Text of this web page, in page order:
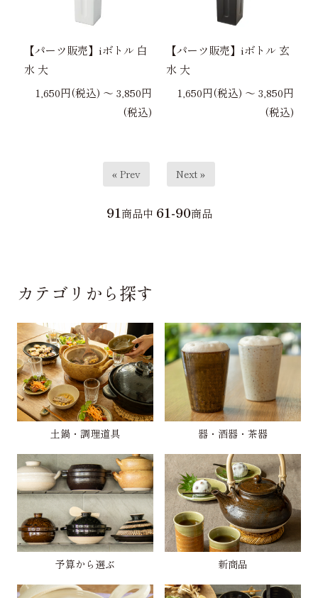
【パーツ販売】iボトル 白
水 大
1,650円(税込) 〜 3,850円
(税込)
【パーツ販売】iボトル 玄
水 大
1,650円(税込) 〜 3,850円
(税込)
« Prev Next »
91商品中 61-90商品
カテゴリから探す
土鍋・調理道具 器・酒器・茶器
予算から選ぶ 新商品